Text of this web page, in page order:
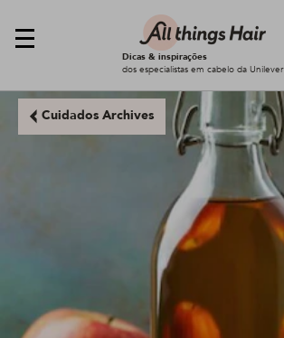
Dicas & inspirações
dos especialistas em cabelo da Unilever
Cuidados Archives